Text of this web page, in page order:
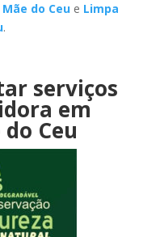
do Ceue Limpa
.
serviços
em
Ceu